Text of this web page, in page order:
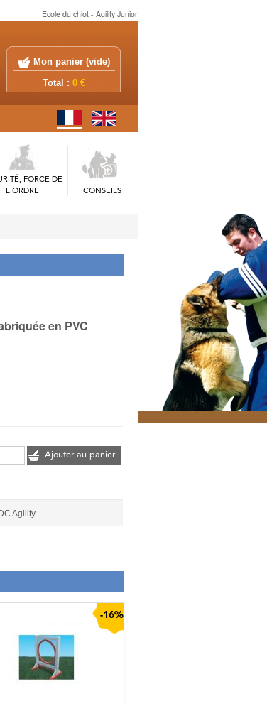
Ecole du chiot - Agility Junior
Mon panier (vide)
Total : 0 €
FORCE DE
L'ORDRE
CONSEILS
en PVC
Ajouter au panier
Agility
-16%